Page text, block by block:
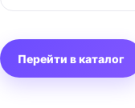
Перейти в каталог